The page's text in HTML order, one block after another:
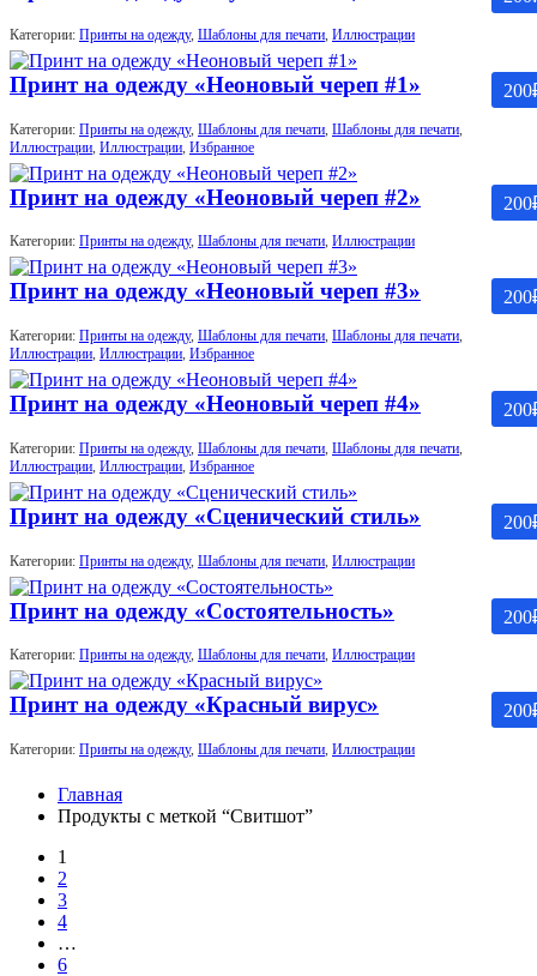
Категории: Принты на одежду, Шаблоны для печати, Иллюстрации
200
Принт на одежду «Неоновый череп #1»
Категории: Принты на одежду, Шаблоны для печати Шаблоны для печати
Иллюстрации Иллюстрации Избранное
200
Принт на одежду «Неоновый череп #2»
Категории: Принты на одежду, Шаблоны для печати, Иллюстрации
200
Принт на одежду «Неоновый череп #3»
Категории: Принты на одежду, Шаблоны для печати, Шаблоны для печати,
Иллюстрации, Иллюстрации, Избранное
200
Принт на одежду «Неоновый череп #4»
Категории: Принты на одежду, Шаблоны для печати, Шаблоны для печати,
Иллюстрации, Иллюстрации, Избранное
200
Принт на одежду «Сценический стиль»
Категории: Принты на одежду, Шаблоны для печати Иллюстрации
200
Принт на одежду «Состоятельность»
Категории: Принты на одежду, Шаблоны для печати, Иллюстрации
200
Принт на одежду «Красный вирус»
Категории: Принты на одежду, Шаблоны для печати, Иллюстрации
Главная
Продукты с меткой “Свитшот”
1
2
3
4
…
6